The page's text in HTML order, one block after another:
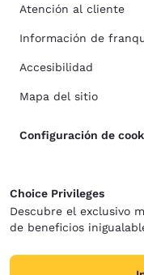
Atención al cliente
Información de
Accesibilidad
Mapa del sitio
Configuración de
Choice Privileges
Descubre el exclusivo
de beneficios